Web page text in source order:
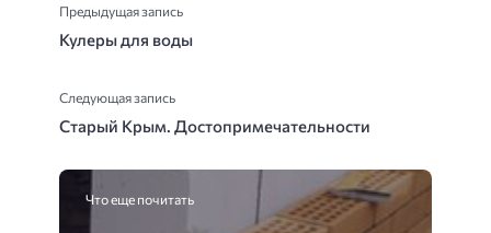
Предыдущая запись
Кулеры для воды
Следующая запись
Старый Крым. Достопримечательности
Что еще почитать